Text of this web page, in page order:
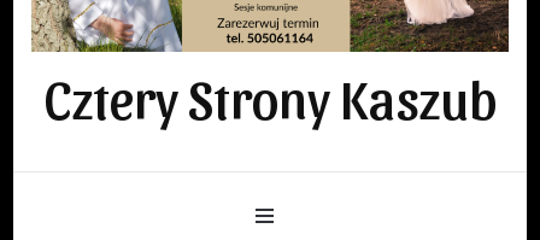
Cztery Strony Kaszub